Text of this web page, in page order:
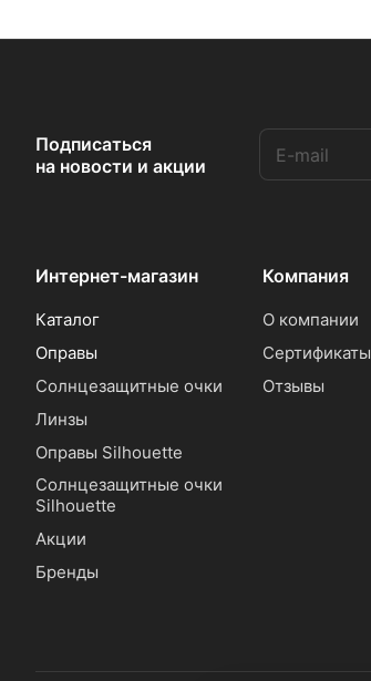
Подписаться
на новости и акции
Интернет-магазин
Каталог
Оправы
Солнцезащитные очки
Линзы
Оправы Silhouette
Солнцезащитные очки
Silhouette
Акции
Бренды
Компания
О компании
Сертификаты
Отзывы